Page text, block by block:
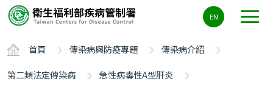
要
容
ALT+C
EN
首頁 傳染病與防疫專題
傳染病介紹
第二類法定傳染病
急性病毒性A型肝炎